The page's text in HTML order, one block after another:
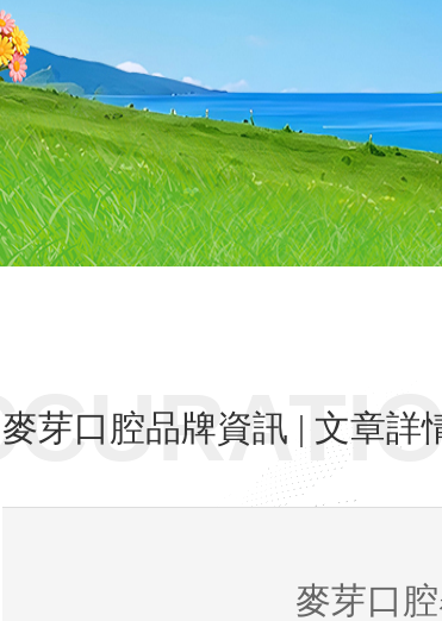
麥芽口腔品牌資訊 | 文章詳
麥芽口